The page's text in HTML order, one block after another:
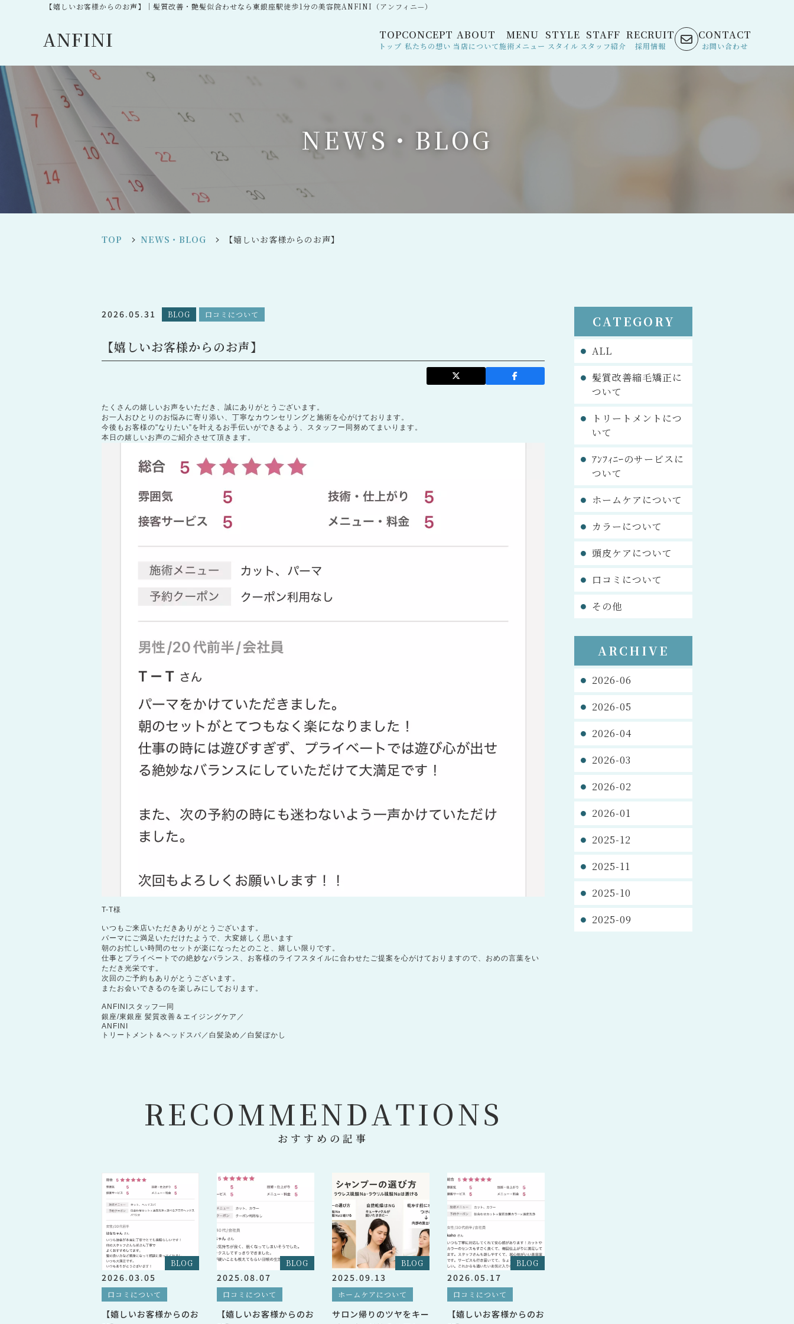
【嬉しいお客様からのお声】｜髪質改善・艶髪似合わせなら東銀座駅徒歩1分の美容院ANFINI（アンフィニ—）
ANFINI TOP
トップ
CONCEPT
私たちの想い
ABOUT
当店について
MENU
施術メニュー
STYLE
スタイル
STAFF
スタッフ紹介
RECRUIT
採用情報
CONTACT
お問い合わせ
NEWS ・ BLOG
TOP NEWS・BLOG 【嬉しいお客様からのお声】
2026.05.31 BLOG 口コミについて
【嬉しいお客様からのお声】
たくさんの嬉しいお声をいただき、誠にありがとうございます。
お一人おひとりのお悩みに寄り添い、丁寧なカウンセリングと施術を心がけております。
今後もお客様の"なりたい”を叶えるお手伝いができるよう、スタッフー同努めてまいります。
本日の嬉しいお声のご紹介させて頂きます。
T-T様
いつもご来店いただきありがとうございます。
パーマにご満足いただけたようで、大変嬉しく思います
朝のお忙しい時間のセットが楽になったとのこと、嬉しい限りです。
仕事とプライベートでの絶妙なバランス、お客様のライフスタイルに合わせたご提案を心がけておりますので、おめの言葉をい
ただき光栄です。
次回のご予約もありがとうございます。
またお会いできるのを楽しみにしております。
ANFINIスタッフ一同
銀座/東銀座 髪質改善＆エイジングケア／
ANFINI
トリートメント＆ヘッドスパ／白髪染め／白髪ぼかし
RECOMMENDATIONS
おすすめの記事
BLOG
2026.03.05
口コミについて
【嬉しいお客様からのお
BLOG
2025.08.07
口コミについて
【嬉しいお客様からのお
BLOG
2025.09.13
ホームケアについて
サロン帰りのツヤをキー
BLOG
2026.05.17
口コミについて
【嬉しいお客様からのお
CATEGORY
ALL
髪質改善縮毛矯正に
ついて
トリートメントにつ
いて
ｱﾝﾌｨﾆｰのサービスに
ついて
ホームケアについて
カラーについて
頭皮ケアについて
口コミについて
その他
ARCHIVE
2026-06
2026-05
2026-04
2026-03
2026-02
2026-01
2025-12
2025-11
2025-10
2025-09